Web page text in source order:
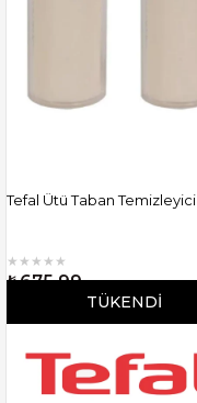
TÜKENDI
Tefal Ütü Taban Temizleyici
★ ★ ★ ★ ★
₺675,99